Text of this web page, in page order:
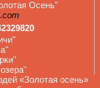
Осень"
«Золотая осень»